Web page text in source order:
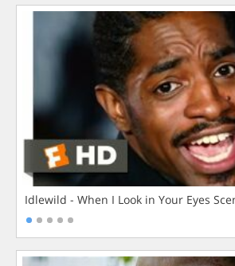
Idlewild - When I Look in Your Eyes